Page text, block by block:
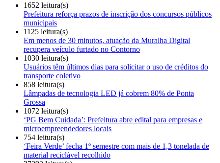
1652 leitura(s)
Prefeitura reforça prazos de inscrição dos concursos públicos
municipais
1125 leitura(s)
Em menos de 30 minutos, atuação da Muralha Digital
recupera veículo furtado no Contorno
1030 leitura(s)
Usuários têm últimos dias para solicitar o uso de créditos do
transporte coletivo
858 leitura(s)
Lâmpadas de tecnologia LED já cobrem 80% de Ponta
Grossa
1072 leitura(s)
‘PG Bem Cuidada’: Prefeitura abre edital para empresas e
microempreendedores locais
754 leitura(s)
‘Feira Verde’ fecha 1º semestre com mais de 1,3 tonelada de
material reciclável recolhido